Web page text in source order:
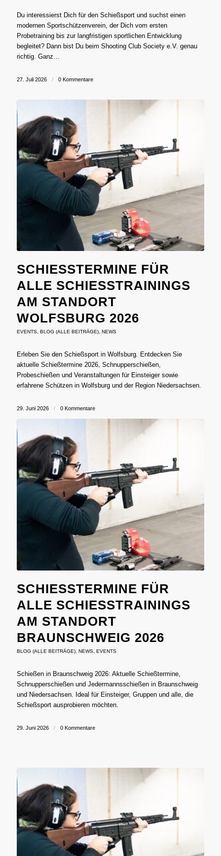
Du interessierst Dich für den Schießsport und suchst einen
modernen Sportschützenverein, der Dich vom ersten
Probetraining bis zur langfristigen sportlichen Entwicklung
begleitet? Dann bist Du beim Shooting Club Society e.V. genau
richtig. Ganz…
27. Juli 2026 / 0 Kommentare
SCHIESSTERMINE FÜR A
LLE SCHIESSTRAININGS AM
STANDORT WO
LFSBURG 2026
EVENTS, BLOG (ALLE BEITRÄGE), NEWS
Erleben Sie den Schießsport in Wolfsburg. Entdecken Sie
aktuelle Schießtermine 2026, Schnupperschießen,
Probeschießen und Veranstaltungen für Einsteiger sowie
erfahrene Schützen in Wolfsburg und der Region Niedersachsen.
29. Juni 2026 / 0 Kommentare
SCHIESSTERMINE FÜR A
LLE SCHIESSTRAININGS AM
STANDORT BR
AUNSCHWEIG 2026
BLOG (ALLE BEITRÄGE), NEWS, EVENTS
Schießen in Braunschweig 2026: Aktuelle Schießtermine,
Schnupperschießen und Jedermannsschießen in Braunschweig
und Niedersachsen. Ideal für Einsteiger, Gruppen und alle, die
Schießsport ausprobieren möchten.
29. Juni 2026 / 0 Kommentare